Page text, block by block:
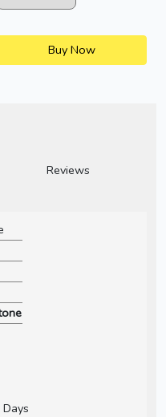
Buy Now
Reviews